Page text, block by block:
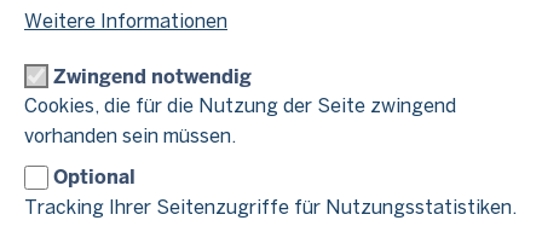
Weitere Informationen
Zwingend notwendig
Cookies, die für die Nutzung der Seite zwingend
vorhanden sein müssen.
Optional
Tracking Ihrer Seitenzugriffe für Nutzungsstatistiken.
Verantwortlich für die Datenverarbeitung
im Finanzamt Aachen-Kreis
Finanzamt Aachen-Kreis